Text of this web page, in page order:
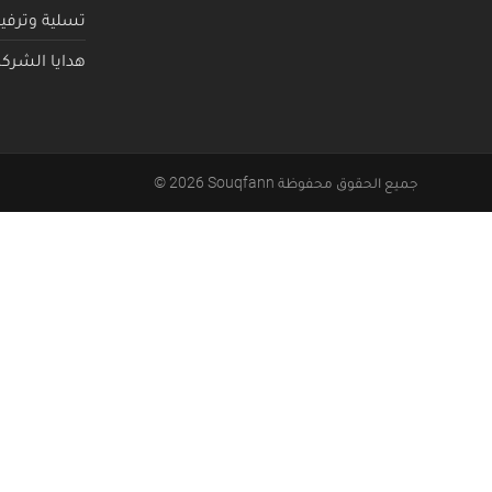
تسلية
هدايا
جميع الحقوق محفوظة © 2026 Souqfann